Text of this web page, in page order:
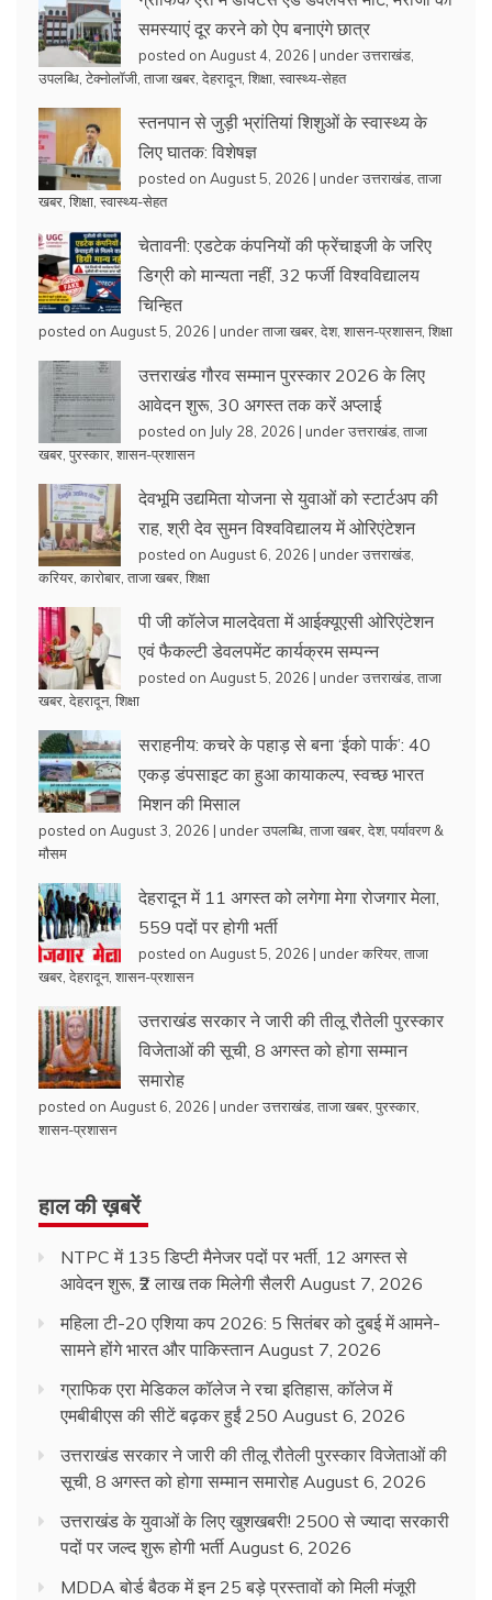
समस्याएं दूर करने को ऐप बनाएंगे छात्र
posted on August 4, 2026 | underउत्तराखंड
उपलब्धि टेक्नोलॉजी ताजा खबर देहरादून, शिक्षा स्वास्थ्य-सेहत
स्तनपान से जुड़ी भ्रांतियां शिशुओं के स्वास्थ्य के
लिए घातक: विशेषज्ञ
posted on August 5, 2026 | underउत्तराखंड ताजा
खबर शिक्षा स्वास्थ्य-सेहत
चेतावनी: एडटेक कंपनियों की फ्रेंचाइजी के जरिए
डिग्री को मान्यता नहीं, 32 फर्जी विश्वविद्यालय
चिन्हित
posted on August 5, 2026 | underताजा खबर देश, शासन-प्रशासन, शिक्षा
उत्तराखंड गौरव सम्मान पुरस्कार 2026 के लिए
आवेदन शुरू, 30 अगस्त तक करें अप्लाई
posted on July 28, 2026 | underउत्तराखंड ताजा
खबर पुरस्कार शासन-प्रशासन
देवभूमि उद्यमिता योजना से युवाओं को स्टार्टअप की
राह, श्री देव सुमन विश्वविद्यालय में ओरिएंटेशन
posted on August 6, 2026 | underउत्तराखंड
करियर कारोबार ताजा खबर शिक्षा
पी जी कॉलेज मालदेवता में आईक्यूएसी ओरिएंटेशन
एवं फैकल्टी डेवलपमेंट कार्यक्रम सम्पन्न
posted on August 5, 2026 | underउत्तराखंड ताजा
खबर देहरादून, शिक्षा
सराहनीय: कचरे के पहाड़ से बना ‘ईको पार्क’: 40
एकड़ डंपसाइट का हुआ कायाकल्प, स्वच्छ भारत
मिशन की मिसाल
posted on August 3, 2026 | underउपलब्धि ताजा खबर देश, पर्यावरण &
मौसम
देहरादून में 11 अगस्त को लगेगा मेगा रोजगार मेला,
559 पदों पर होगी भर्ती
posted on August 5, 2026 | underकरियर ताजा
खबर देहरादून, शासन-प्रशासन
उत्तराखंड सरकार ने जारी की तीलू रौतेली पुरस्कार
विजेताओं की सूची, 8 अगस्त को होगा सम्मान
समारोह
posted on August 6, 2026 | underउत्तराखंड ताजा खबर पुरस्कार
शासन-प्रशासन
हाल की ख़बरें
NTPC में 135 डिप्टी मैनेजर पदों पर भर्ती, 12 अगस्त से
आवेदन शुरू, ₹2 लाख तक मिलेगी सैलरी August 7, 2026
महिला टी-20 एशिया कप 2026: 5 सितंबर को दुबई में आमने-
सामने होंगे भारत और पाकिस्तान August 7, 2026
ग्राफिक एरा मेडिकल कॉलेज ने रचा इतिहास, कॉलेज में
एमबीबीएस की सीटें बढ़कर हुईं 250 August 6, 2026
उत्तराखंड सरकार ने जारी की तीलू रौतेली पुरस्कार विजेताओं की
सूची, 8 अगस्त को होगा सम्मान समारोह August 6, 2026
उत्तराखंड के युवाओं के लिए खुशखबरी! 2500 से ज्यादा सरकारी
पदों पर जल्द शुरू होगी भर्ती August 6, 2026
MDDA बोर्ड बैठक में इन 25 बड़े प्रस्तावों को मिली मंजूरी